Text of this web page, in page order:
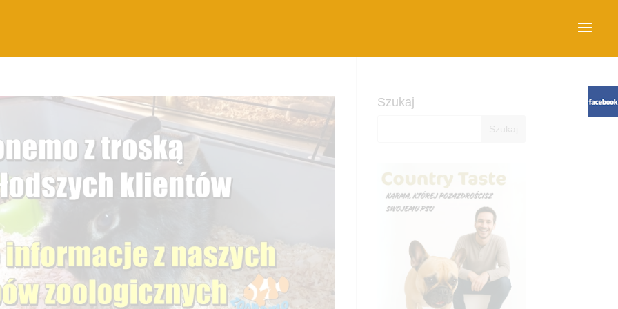
Szukaj